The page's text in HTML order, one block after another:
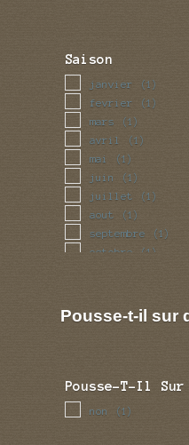
Saison
janvier (1)
fevrier (1)
mars (1)
avril (1)
mai (1)
juin (1)
juillet (1)
aout (1)
septembre (1)
octobre (1)
Pousse-t-il sur
Pousse-T-Il Sur
non (1)